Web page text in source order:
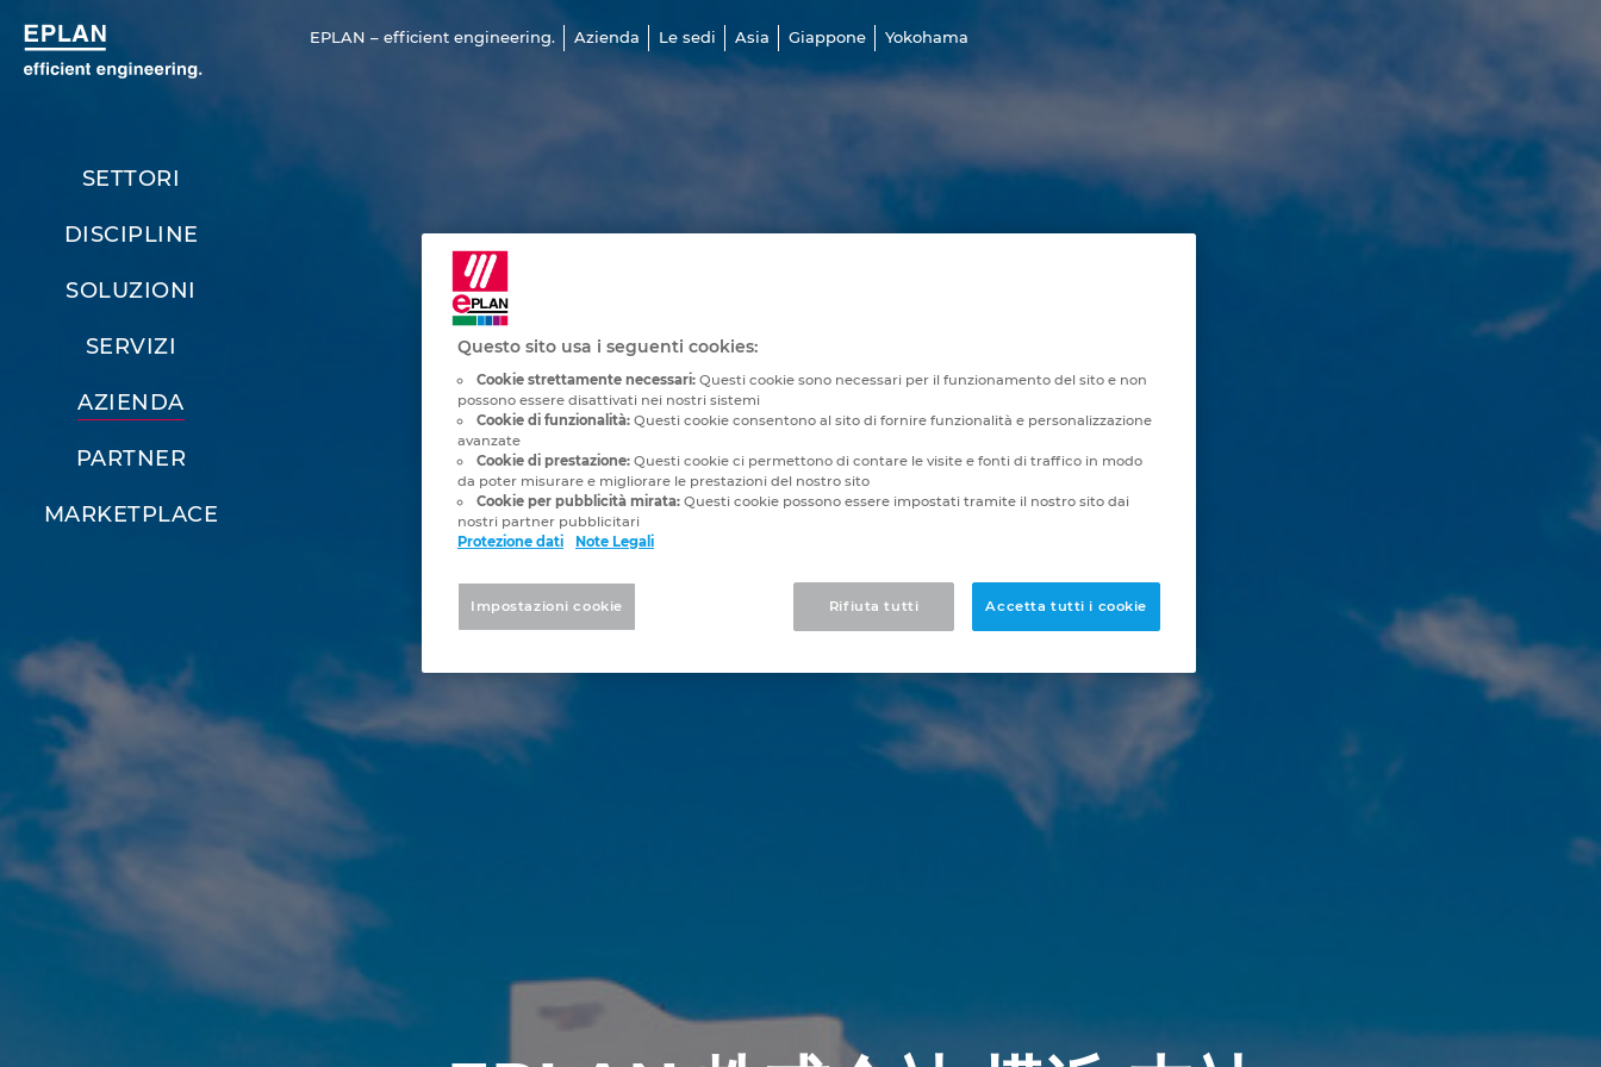
EPLAN – efficient engineering. Azienda Le sedi Asia Giappone Yokohama
SETTORI
DISCIPLINE
SOLUZIONI
SERVIZI
AZIENDA
PARTNER
MARKETPLACE
Questo sito usa i seguenti cookies:
Cookie strettamente necessari: Questi cookie sono necessari per il funzionamento del sito e non
possono essere disattivati ​​nei nostri sistemi
Cookie di funzionalità: Questi cookie consentono al sito di fornire funzionalità e personalizzazione
avanzate
Cookie di prestazione: Questi cookie ci permettono di contare le visite e fonti di traffico in modo
da poter misurare e migliorare le prestazioni del nostro sito
Cookie per pubblicità mirata: Questi cookie possono essere impostati tramite il nostro sito dai
nostri partner pubblicitari
Protezione dati
Note Legali
Rifiuta tutti Accetta tutti i cookie
Impostazioni cookie